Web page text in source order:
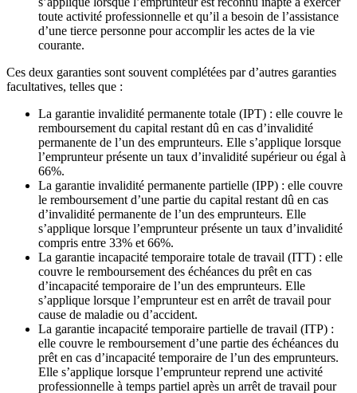
toute activité professionnelle et qu’il a besoin de l’assistance
d’une tierce personne pour accomplir les actes de la vie
courante.
Ces deux garanties sont souvent complétées par d’autres garanties
facultatives, telles que :
La garantie invalidité permanente totale (IPT) : elle couvre le
remboursement du capital restant dû en cas d’invalidité
permanente de l’un des emprunteurs. Elle s’applique lorsque
l’emprunteur présente un taux d’invalidité supérieur ou égal à
66%.
La garantie invalidité permanente partielle (IPP) : elle couvre
le remboursement d’une partie du capital restant dû en cas
d’invalidité permanente de l’un des emprunteurs. Elle
s’applique lorsque l’emprunteur présente un taux d’invalidité
compris entre 33% et 66%.
La garantie incapacité temporaire totale de travail (ITT) : elle
couvre le remboursement des échéances du prêt en cas
d’incapacité temporaire de l’un des emprunteurs. Elle
s’applique lorsque l’emprunteur est en arrêt de travail pour
cause de maladie ou d’accident.
La garantie incapacité temporaire partielle de travail (ITP) :
elle couvre le remboursement d’une partie des échéances du
prêt en cas d’incapacité temporaire de l’un des emprunteurs.
Elle s’applique lorsque l’emprunteur reprend une activité
professionnelle à temps partiel après un arrêt de travail pour